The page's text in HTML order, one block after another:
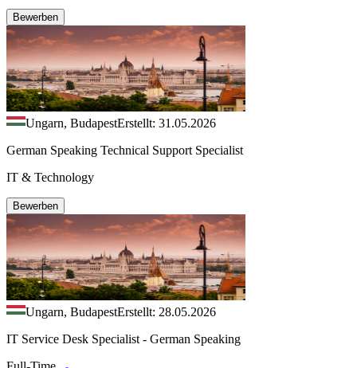
Bewerben
Ungarn, BudapestErstellt: 31.05.2026
German Speaking Technical Support Specialist
IT & Technology
Bewerben
Ungarn, BudapestErstellt: 28.05.2026
IT Service Desk Specialist - German Speaking